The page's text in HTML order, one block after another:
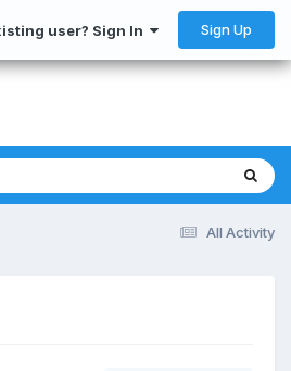
user? Sign In Sign Up
All Activity